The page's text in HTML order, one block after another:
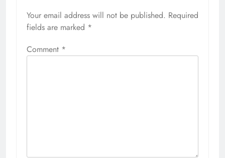
Your email address will not be published. Required
fields are marked *
Comment *